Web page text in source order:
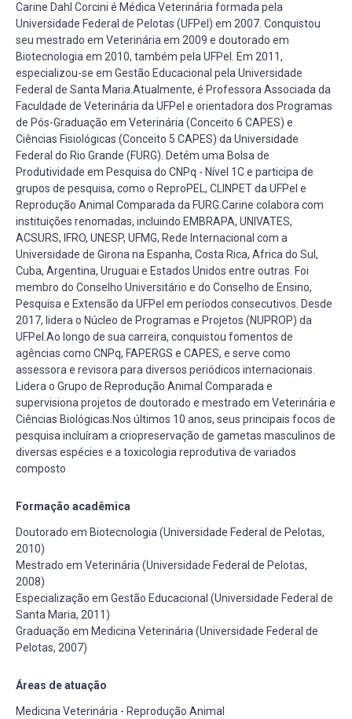
Carine Dahl Corcini é Médica Veterinária formada pela
Universidade Federal de Pelotas (UFPel) em 2007. Conquistou
seu mestrado em Veterinária em 2009 e doutorado em
Biotecnologia em 2010, também pela UFPel. Em 2011,
especializou-se em Gestão Educacional pela Universidade
Federal de Santa Maria.Atualmente, é Professora Associada da
Faculdade de Veterinária da UFPel e orientadora dos Programas
de Pós-Graduação em Veterinária (Conceito 6 CAPES) e
Ciências Fisiológicas (Conceito 5 CAPES) da Universidade
Federal do Rio Grande (FURG). Detém uma Bolsa de
Produtividade em Pesquisa do CNPq - Nível 1C e participa de
grupos de pesquisa, como o ReproPEL, CLINPET da UFPel e
Reprodução Animal Comparada da FURG.Carine colabora com
instituições renomadas, incluindo EMBRAPA, UNIVATES,
ACSURS, IFRO, UNESP, UFMG, Rede Internacional com a
Universidade de Girona na Espanha, Costa Rica, Africa do Sul,
Cuba, Argentina, Uruguai e Estados Unidos entre outras. Foi
membro do Conselho Universitário e do Conselho de Ensino,
Pesquisa e Extensão da UFPel em períodos consecutivos. Desde
2017, lidera o Núcleo de Programas e Projetos (NUPROP) da
UFPel.Ao longo de sua carreira, conquistou fomentos de
agências como CNPq, FAPERGS e CAPES, e serve como
assessora e revisora para diversos periódicos internacionais.
Lidera o Grupo de Reprodução Animal Comparada e
supervisiona projetos de doutorado e mestrado em Veterinária e
Ciências Biológicas.Nos últimos 10 anos, seus principais focos de
pesquisa incluíram a criopreservação de gametas masculinos de
diversas espécies e a toxicologia reprodutiva de variados
composto
Formação acadêmica
Doutorado em Biotecnologia (Universidade Federal de Pelotas,
2010)
Mestrado em Veterinária (Universidade Federal de Pelotas,
2008)
Especialização em Gestão Educacional (Universidade Federal de
Santa Maria, 2011)
Graduação em Medicina Veterinária (Universidade Federal de
Pelotas, 2007)
Áreas de atuação
Medicina Veterinária - Reprodução Animal